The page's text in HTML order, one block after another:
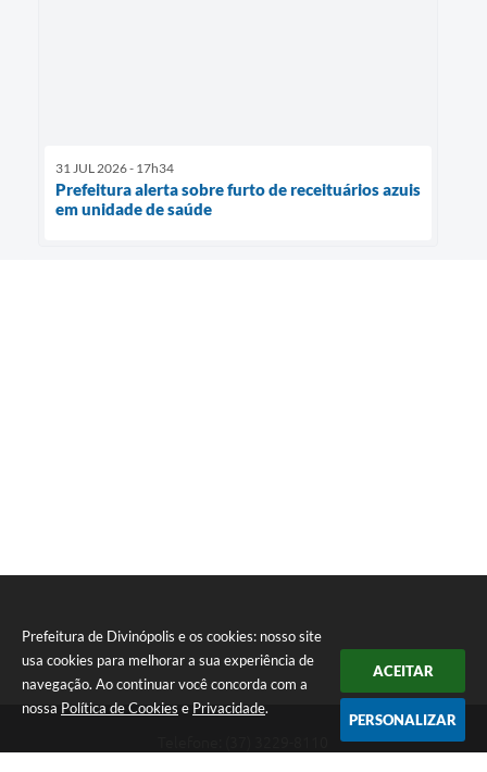
Prefeitura de Divinópolis e os cookies: nosso site
usa cookies para melhorar a sua experiência de
navegação. Ao continuar você concorda com a
nossa Política de Cookies e Privacidade.
ACEITAR
PERSONALIZAR
31 JUL 2026 - 17h34
Prefeitura alerta sobre furto de receituários azuis
em unidade de saúde